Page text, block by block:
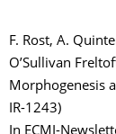
F. Rost, A.
O’Sullivan
Morphogenesis
IR-1243)